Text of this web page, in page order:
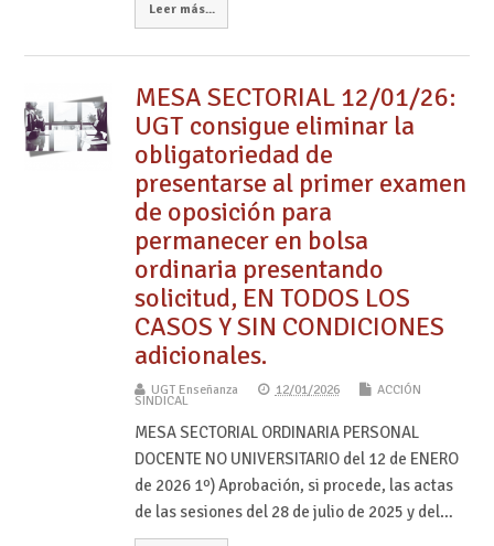
Leer más...
MESA SECTORIAL 12/01/26:
UGT consigue eliminar la
obligatoriedad de
presentarse al primer examen
de oposición para
permanecer en bolsa
ordinaria presentando
solicitud, EN TODOS LOS
CASOS Y SIN CONDICIONES
adicionales.
UGT Enseñanza 12/01/2026 ACCIÓN
SINDICAL
MESA SECTORIAL ORDINARIA PERSONAL
DOCENTE NO UNIVERSITARIO del 12 de ENERO
de 2026 1º) Aprobación, si procede, las actas
de las sesiones del 28 de julio de 2025 y del…